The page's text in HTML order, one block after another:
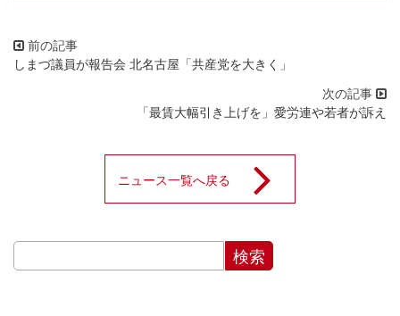
しまづ議員が報告会 北名古屋「共産党を大きく」
「最賃大幅引き上げを」愛労連や若者が訴え
ニュース一覧へ戻る